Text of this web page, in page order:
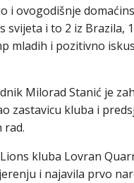
i ovogodišnje
svijeta i to 2 iz Brazila,
mladih i pozitivno
Milorad Stanić je
zastavicu kluba i
rad.
kluba Lovran
i najavila prvo